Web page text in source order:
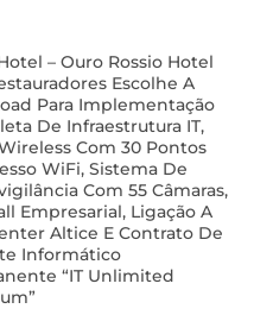
– Ouro Rossio Hotel
Escolhe A
Para Implementação
De Infraestrutura IT,
Com 30 Pontos
WiFi, Sistema De
Com 55 Câmaras,
Empresarial, Ligação A
Altice E Contrato De
Informático
“IT Unlimited